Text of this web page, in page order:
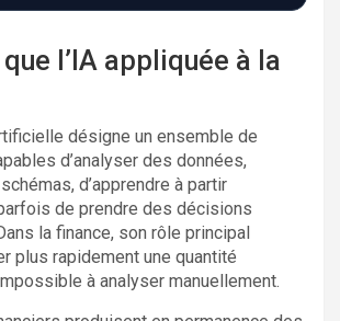
que l’IA appliquée à la
désigne un ensemble de
d’analyser des données,
d’apprendre à partir
de prendre des décisions
la finance, son rôle principal
plus rapidement une quantité
à analyser manuellement.